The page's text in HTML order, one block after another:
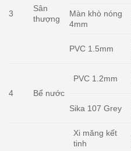
3
Sân
thượng
Màn khò nóng
4mm
PVC 1.5mm
4 Bể nước
PVC 1.2mm
Sika 107 Grey
Xi măng kết
tinh